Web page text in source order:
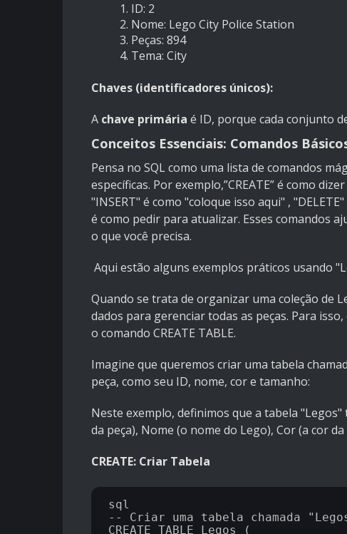
ID: 2
Nome: Lego City Police Station
Peças: 894
Tema: City
Chaves (identificadores únicos):
A chave primária é ID, porque cada conjunto
Conceitos Essenciais: Comandos
Pensa no SQL como uma lista de comandos
específicas. Por exemplo,”CREATE” é como
"INSERT" é como "coloque isso aqui" ,
é como pedir para atualizar. Esses comandos
o que você precisa.
Aqui estão alguns exemplos práticos usando
Quando se trata de organizar uma coleção de
dados para gerenciar todas as peças. Para
o comando CREATE TABLE.
Imagine que queremos criar uma tabela
peça, como seu ID, nome, cor e tamanho:
Neste exemplo, definimos que a tabela
da peça), Nome (o nome do Lego), Cor (a cor
CREATE: Criar Tabela
sql
-- Criar uma tabela chamada
CREATE TABLE Legos (